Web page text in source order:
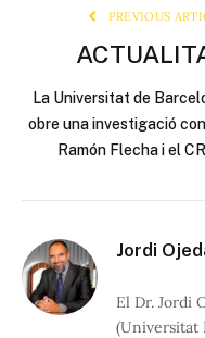
PREVIOUS
La Universitat de
obre una investigació
Ramón Flecha i el
Jordi
El Dr. Jordi
(Universitat